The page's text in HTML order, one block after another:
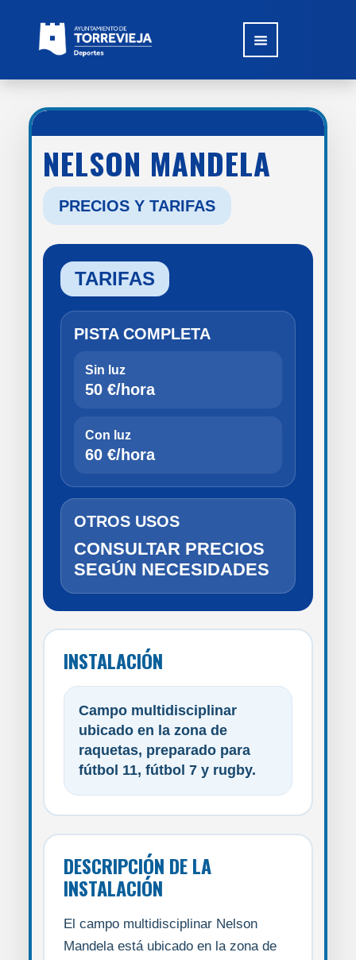
NELSON MANDELA
PRECIOS Y TARIFAS
TARIFAS
PISTA COMPLETA
Sin luz
50 €/hora
Con luz
60 €/hora
OTROS USOS
CONSULTAR PRECIOS
SEGÚN NECESIDADES
INSTALACIÓN
Campo multidisciplinar
ubicado en la zona de
raquetas, preparado para
fútbol 11, fútbol 7 y rugby.
DESCRIPCIÓN DE LA
INSTALACIÓN
El campo multidisciplinar Nelson
Mandela está ubicado en la zona de